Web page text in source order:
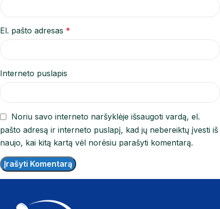
El. pašto adresas *
Interneto puslapis
Noriu savo interneto naršyklėje išsaugoti vardą, el.
pašto adresą ir interneto puslapį, kad jų nebereiktų įvesti iš
naujo, kai kitą kartą vėl norėsiu parašyti komentarą.